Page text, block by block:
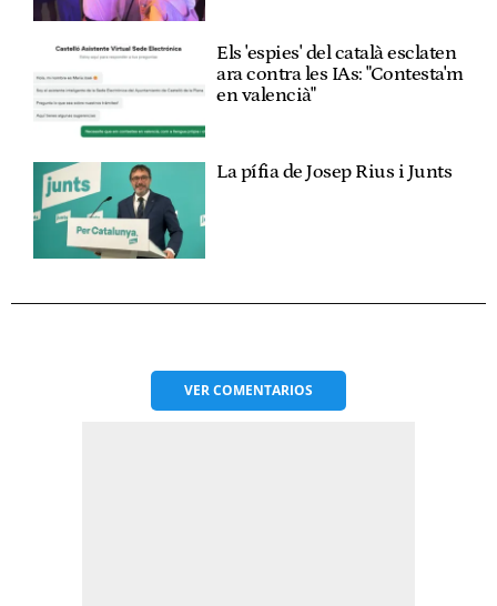
Els 'espies' del català esclaten
ara contra les IAs: "Contesta'm
en valencià"
La pífia de Josep Rius i Junts
VERCOMENTARIOS